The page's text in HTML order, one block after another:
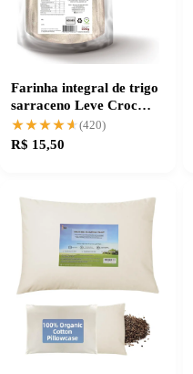
Farinha integral de trigo
sarraceno Leve Croc
500g sem glúten
★★★★★
★★★★★ (420)
R$ 15,50